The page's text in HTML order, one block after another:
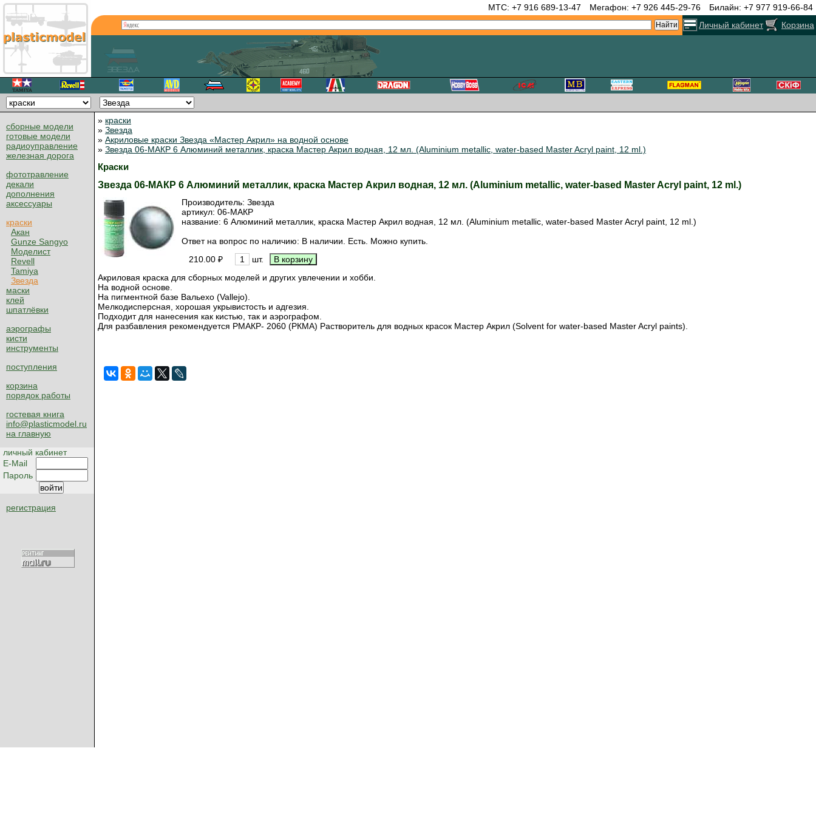
МТС: +7 916 689-13-47 Мегафон: +7 926 445-29-76
Билайн: +7 977 919-66-84
Личный кабинет
Корзина
сборные модели
готовые модели
радиоуправление
железная дорога
фототравление
декали
дополнения
аксессуары
краски
Акан
Gunze Sangyo
Моделист
Revell
Tamiya
Звезда
маски
клей
шпатлёвки
аэрографы
кисти
инструменты
поступления
корзина
порядок работы
гостевая книга
info@plasticmodel.ru
на главную
личный кабинет
E-Mail
Пароль
регистрация
» краски
» Звезда
» Акриловые краски Звезда «Мастер Акрил» на водной основе
» Звезда 06-МАКР 6 Алюминий металлик, краска Мастер Акрил водная, 12 мл. (Aluminium metallic, water-based Master Acryl paint, 12 ml.)
Краски
Звезда 06-МАКР 6 Алюминий металлик, краска Мастер Акрил водная, 12 мл. (Aluminium metallic, water-based Master Acryl paint, 12 ml.)
Производитель: Звезда
артикул: 06-МАКР
название: 6 Алюминий металлик, краска Мастер Акрил водная, 12 мл. (Aluminium metallic, water-based Master Acryl paint, 12 ml.)
Ответ на вопрос по наличию: В наличии. Есть. Можно купить.
210.00 ₽
шт.
Акриловая краска для сборных моделей и других увлечении и хобби.
На водной основе.
На пигментной базе Вальехо (Vallejo).
Мелкодисперсная, хорошая укрывистость и адгезия.
Подходит для нанесения как кистью, так и аэрографом.
Для разбавления рекомендуется РМАКР- 2060 (РКМА) Растворитель для водных красок Мастер Акрил (Solvent for water-based Master Acryl paints).